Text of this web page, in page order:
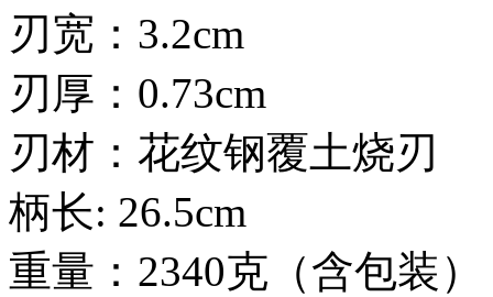
刃宽：3.2cm
刃厚：0.73cm
刃材：花纹钢覆土烧刃
柄长: 26.5cm
重量：2340克（含包装）